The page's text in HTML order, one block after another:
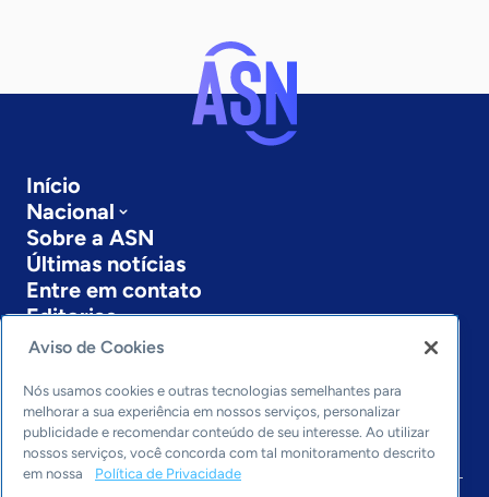
Início
Nacional
Sobre a ASN
Últimas notícias
Entre em contato
Editorias
Economia & Política
Inovação & Tecnologia
Cultura empreendedora
Dados
Arquivo
Aviso de Cookies
Nós usamos cookies e outras tecnologias semelhantes para
melhorar a sua experiência em nossos serviços, personalizar
publicidade e recomendar conteúdo de seu interesse. Ao utilizar
nossos serviços, você concorda com tal monitoramento descrito
em nossa
Política de Privacidade